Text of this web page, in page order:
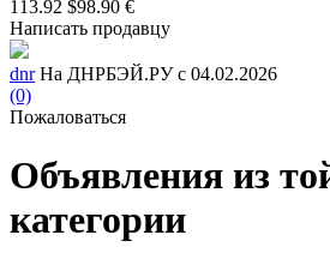
113.92 $98.90 €
Написать продавцу
dnr На ДНРБЭЙ.РУ с 04.02.2026
(0)
Пожаловаться
Объявления из
категории